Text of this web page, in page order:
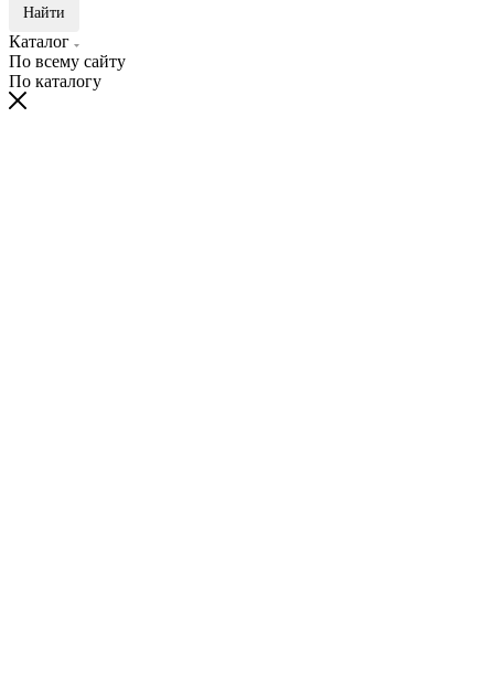
Найти
Каталог
По всему сайту
По каталогу